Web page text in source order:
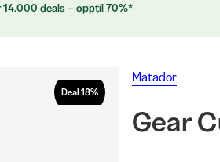
14.000 deals – opptil 70%*
Deal 18%
Matador
Gear